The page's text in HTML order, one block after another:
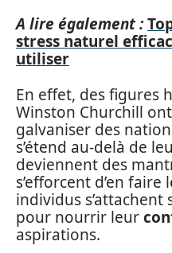
A lire également :
stress naturel
utiliser
En effet, des figures
Winston Churchill
galvaniser des
s’étend au-delà de
deviennent des
s’efforcent d’en
individus s’attachent
pour nourrir leur
aspirations.